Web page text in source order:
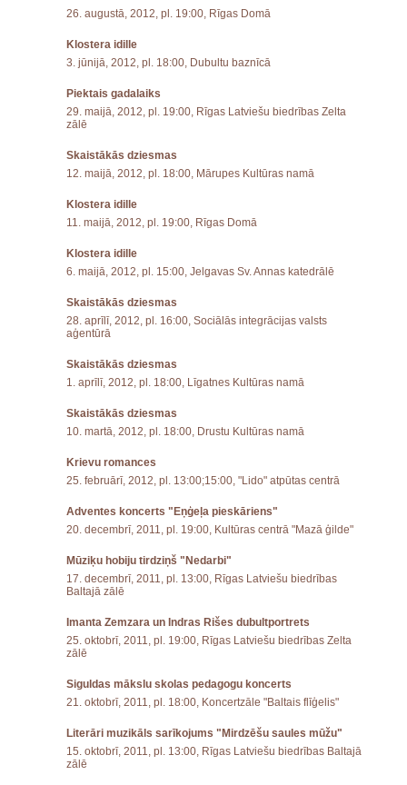
26. augustā, 2012, pl. 19:00, Rīgas Domā
Klostera idille
3. jūnijā, 2012, pl. 18:00, Dubultu baznīcā
Piektais gadalaiks
29. maijā, 2012, pl. 19:00, Rīgas Latviešu biedrības Zelta
zālē
Skaistākās dziesmas
12. maijā, 2012, pl. 18:00, Mārupes Kultūras namā
Klostera idille
11. maijā, 2012, pl. 19:00, Rīgas Domā
Klostera idille
6. maijā, 2012, pl. 15:00, Jelgavas Sv. Annas katedrālē
Skaistākās dziesmas
28. aprīlī, 2012, pl. 16:00, Sociālās integrācijas valsts
aģentūrā
Skaistākās dziesmas
1. aprīlī, 2012, pl. 18:00, Līgatnes Kultūras namā
Skaistākās dziesmas
10. martā, 2012, pl. 18:00, Drustu Kultūras namā
Krievu romances
25. februārī, 2012, pl. 13:00;15:00, "Lido" atpūtas centrā
Adventes koncerts "Eņģeļa pieskāriens"
20. decembrī, 2011, pl. 19:00, Kultūras centrā "Mazā ģilde"
Mūziķu hobiju tirdziņš "Nedarbi"
17. decembrī, 2011, pl. 13:00, Rīgas Latviešu biedrības
Baltajā zālē
Imanta Zemzara un Indras Rišes dubultportrets
25. oktobrī, 2011, pl. 19:00, Rīgas Latviešu biedrības Zelta
zālē
Siguldas mākslu skolas pedagogu koncerts
21. oktobrī, 2011, pl. 18:00, Koncertzāle "Baltais flīģelis"
Literāri muzikāls sarīkojums "Mirdzēšu saules mūžu"
15. oktobrī, 2011, pl. 13:00, Rīgas Latviešu biedrības Baltajā
zālē